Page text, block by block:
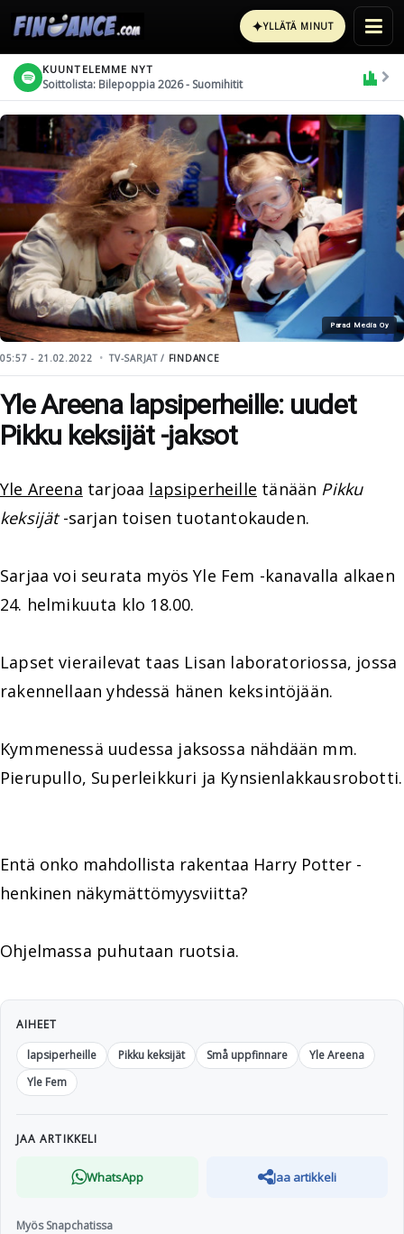
✦YLLÄTÄ MINUT
KUUNTELEMME NYT
Soittolista: Bilepoppia 2026 - Suomihitit
Parad Media Oy
05:57 - 21.02.2022 TV-SARJAT / FINDANCE
Yle Areena lapsiperheille: uudet
Pikku keksijät -jaksot
Yle Areena tarjoaa lapsiperheille tänään Pikku
keksijät-sarjan toisen tuotantokauden.
Sarjaa voi seurata myös Yle Fem -kanavalla alkaen
24. helmikuuta klo 18.00.
Lapset vierailevat taas Lisan laboratoriossa, jossa
rakennellaan yhdessä hänen keksintöjään.
Kymmenessä uudessa jaksossa nähdään mm.
Pierupullo, Superleikkuri ja Kynsienlakkausrobotti.
Entä onko mahdollista rakentaa Harry Potter -
henkinen näkymättömyysviitta?
Ohjelmassa puhutaan ruotsia.
AIHEET
lapsiperheille
Pikku keksijät Små uppfinnare
Yle Areena
Yle Fem
JAA ARTIKKELI
WhatsApp Jaa artikkeli
Myös Snapchatissa